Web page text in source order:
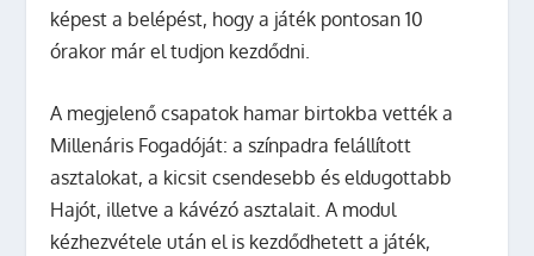
képest a belépést, hogy a játék pontosan 10
órakor már el tudjon kezdődni.
A megjelenő csapatok hamar birtokba vették a
Millenáris Fogadóját: a színpadra felállított
asztalokat, a kicsit csendesebb és eldugottabb
Hajót, illetve a kávézó asztalait. A modul
kézhezvétele után el is kezdődhetett a játék,